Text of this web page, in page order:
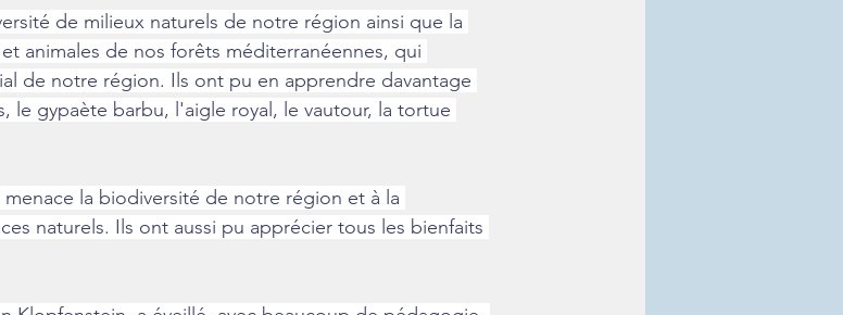
de milieux naturels de notre région ainsi que la
animales de nos forêts méditerranéennes, qui
de notre région. Ils ont pu en apprendre davantage
le gypaète barbu, l'aigle royal, le vautour, la tortue
la biodiversité de notre région et à la
naturels. Ils ont aussi pu apprécier tous les bienfaits